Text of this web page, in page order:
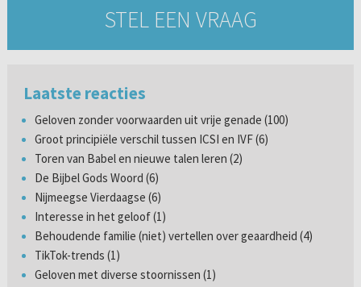
STEL EEN VRAAG
Laatste reacties
Geloven zonder voorwaarden uit vrije genade (100)
Groot principiële verschil tussen ICSI en IVF (6)
Toren van Babel en nieuwe talen leren (2)
De Bijbel Gods Woord (6)
Nijmeegse Vierdaagse (6)
Interesse in het geloof (1)
Behoudende familie (niet) vertellen over geaardheid (4)
TikTok-trends (1)
Geloven met diverse stoornissen (1)